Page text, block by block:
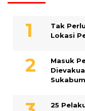
Tak
Lokasi
Masuk
25